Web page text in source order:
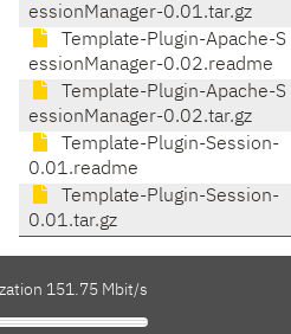
essionManager-0.01.tar.gz
Template-Plugin-Apache-S
essionManager-0.02.readme
Template-Plugin-Apache-S
essionManager-0.02.tar.gz
Template-Plugin-Session-
0.01.readme
Template-Plugin-Session-
0.01.tar.gz
151.75 Mbit/s